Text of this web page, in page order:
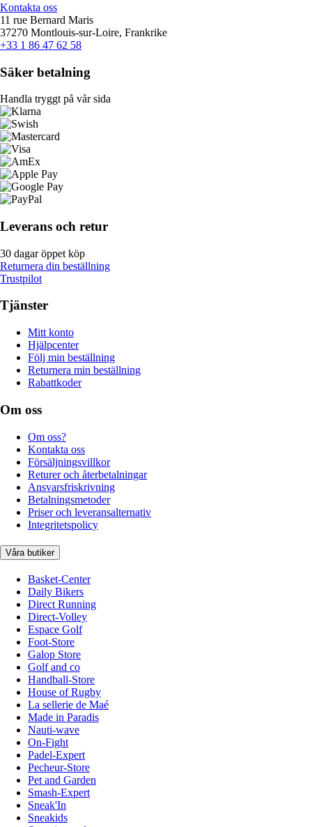
Kontakta oss
11 rue Bernard Maris
37270 Montlouis-sur-Loire, Frankrike
+33 1 86 47 62 58
Säker betalning
Handla tryggt på vår sida
Leverans och retur
30 dagar öppet köp
Returnera din beställning
Trustpilot
Tjänster
Mitt konto
Hjälpcenter
Följ min beställning
Returnera min beställning
Rabattkoder
Om oss
Om oss?
Kontakta oss
Försäljningsvillkor
Returer och återbetalningar
Ansvarsfriskrivning
Betalningsmetoder
Priser och leveransalternativ
Integritetspolicy
Våra butiker
Basket-Center
Daily Bikers
Direct Running
Direct-Volley
Espace Golf
Foot-Store
Galop Store
Golf and co
Handball-Store
House of Rugby
La sellerie de Maé
Made in Paradis
Nauti-wave
On-Fight
Padel-Expert
Pecheur-Store
Pet and Garden
Smash-Expert
Sneak'In
Sneakids